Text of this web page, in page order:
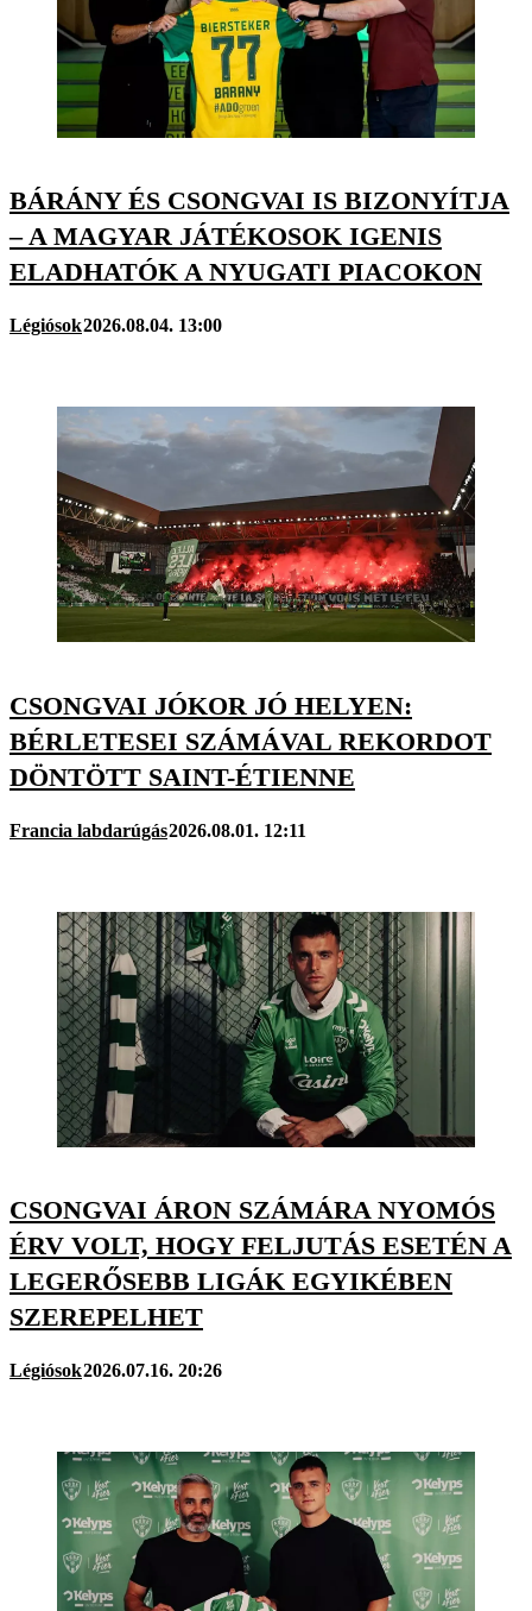
BÁRÁNY ÉS CSONGVAI IS BIZONYÍTJA
– A MAGYAR JÁTÉKOSOK IGENIS
ELADHATÓK A NYUGATI PIACOKON
Légiósok2026.08.04. 13:00
CSONGVAI JÓKOR JÓ HELYEN:
BÉRLETESEI SZÁMÁVAL REKORDOT
DÖNTÖTT SAINT-ÉTIENNE
Francia labdarúgás2026.08.01. 12:11
CSONGVAI ÁRON SZÁMÁRA NYOMÓS
ÉRV VOLT, HOGY FELJUTÁS ESETÉN A
LEGERŐSEBB LIGÁK EGYIKÉBEN
SZEREPELHET
Légiósok2026.07.16. 20:26